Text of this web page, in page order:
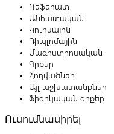
Ռեֆերատ
Անհատական
Կուրսային
Դիպլոմային
Մագիստրոսական
Գրքեր
Հոդվածներ
Այլ աշխատանքներ
Ֆիզիկական գրքեր
Ուսումնասիրել